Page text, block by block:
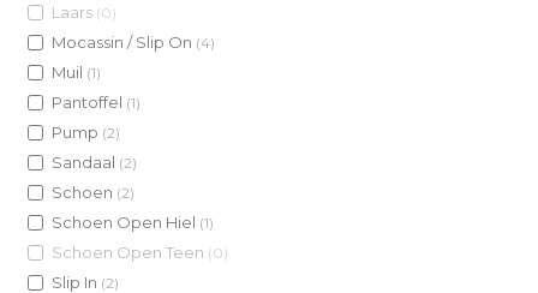
Laars (0)
Mocassin / Slip On (4)
Muil (1)
Pantoffel (1)
Pump (2)
Sandaal (2)
Schoen (2)
Schoen Open Hiel (1)
Schoen Open Teen (0)
Slip In (2)